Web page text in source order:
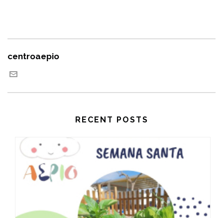
centroaepio
RECENT POSTS